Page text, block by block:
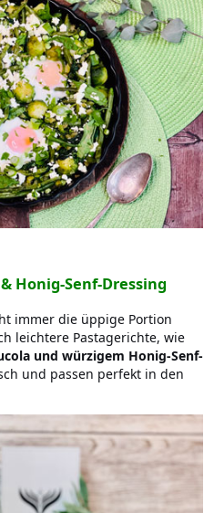
Honig-Senf-Dressing
immer die üppige Portion
leichtere Pastagerichte, wie
und würzigem Honig-Senf-
und passen perfekt in den